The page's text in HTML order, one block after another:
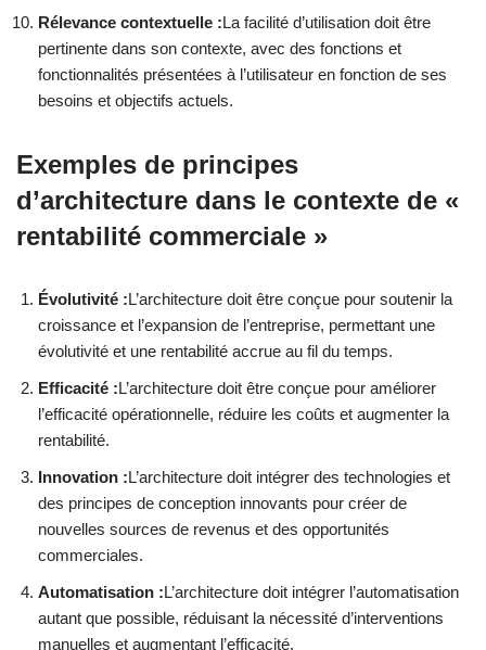
Rélevance contextuelle :La facilité d’utilisation doit être
pertinente dans son contexte, avec des fonctions et
fonctionnalités présentées à l’utilisateur en fonction de ses
besoins et objectifs actuels.
Exemples de principes
d’architecture dans le contexte de «
rentabilité commerciale »
Évolutivité :L’architecture doit être conçue pour soutenir la
croissance et l’expansion de l’entreprise, permettant une
évolutivité et une rentabilité accrue au fil du temps.
Efficacité :L’architecture doit être conçue pour améliorer
l’efficacité opérationnelle, réduire les coûts et augmenter la
rentabilité.
Innovation :L’architecture doit intégrer des technologies et
des principes de conception innovants pour créer de
nouvelles sources de revenus et des opportunités
commerciales.
Automatisation :L’architecture doit intégrer l’automatisation
autant que possible, réduisant la nécessité d’interventions
manuelles et augmentant l’efficacité.